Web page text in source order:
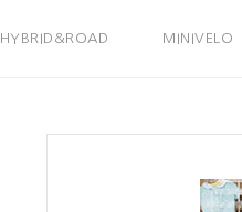
HYBRID&ROAD MINIVELO